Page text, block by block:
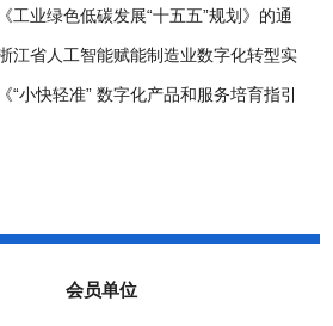
工业绿色低碳发展“十五五”规划》的通
江省人工智能赋能制造业数字化转型实
》印发
“小快轻准” 数字化产品和服务培育指引
会员单位